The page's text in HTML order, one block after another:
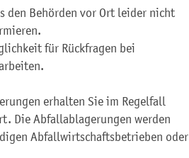
den Behörden vor Ort leider nicht
für Rückfragen bei
erhalten Sie im Regelfall
Die Abfallablagerungen werden
Abfallwirtschaftsbetrieben oder